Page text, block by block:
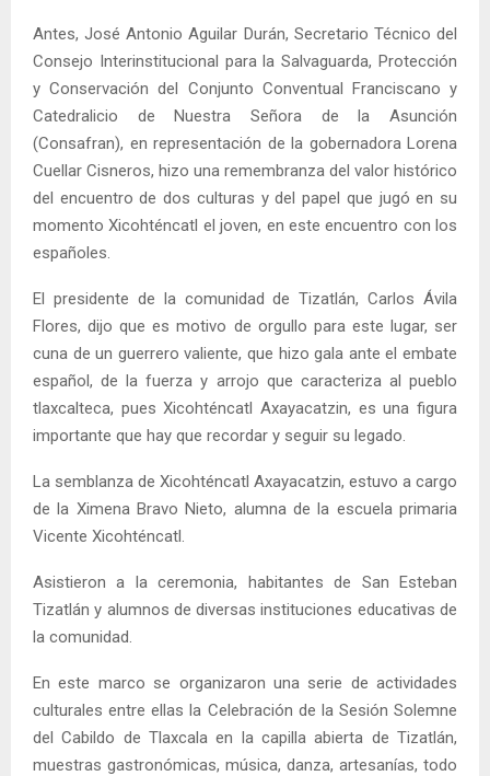
Antes, José Antonio Aguilar Durán, Secretario Técnico del
Consejo Interinstitucional para la Salvaguarda, Protección
y Conservación del Conjunto Conventual Franciscano y
Catedralicio de Nuestra Señora de la Asunción
(Consafran), en representación de la gobernadora Lorena
Cuellar Cisneros, hizo una remembranza del valor histórico
del encuentro de dos culturas y del papel que jugó en su
momento Xicohténcatl el joven, en este encuentro con los
españoles.
El presidente de la comunidad de Tizatlán, Carlos Ávila
Flores, dijo que es motivo de orgullo para este lugar, ser
cuna de un guerrero valiente, que hizo gala ante el embate
español, de la fuerza y arrojo que caracteriza al pueblo
tlaxcalteca, pues Xicohténcatl Axayacatzin, es una figura
importante que hay que recordar y seguir su legado.
La semblanza de Xicohténcatl Axayacatzin, estuvo a cargo
de la Ximena Bravo Nieto, alumna de la escuela primaria
Vicente Xicohténcatl.
Asistieron a la ceremonia, habitantes de San Esteban
Tizatlán y alumnos de diversas instituciones educativas de
la comunidad.
En este marco se organizaron una serie de actividades
culturales entre ellas la Celebración de la Sesión Solemne
del Cabildo de Tlaxcala en la capilla abierta de Tizatlán,
muestras gastronómicas, música, danza, artesanías, todo